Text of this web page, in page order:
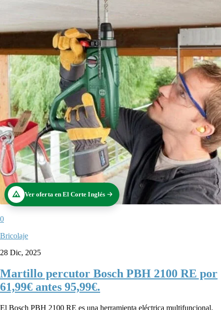
Ver oferta en El Corte Inglés
0
Bricolaje
28 Dic, 2025
Martillo percutor Bosch PBH 2100 RE por
61,99€ antes 95,99€.
El Bosch PBH 2100 RE es una herramienta eléctrica multifuncional,